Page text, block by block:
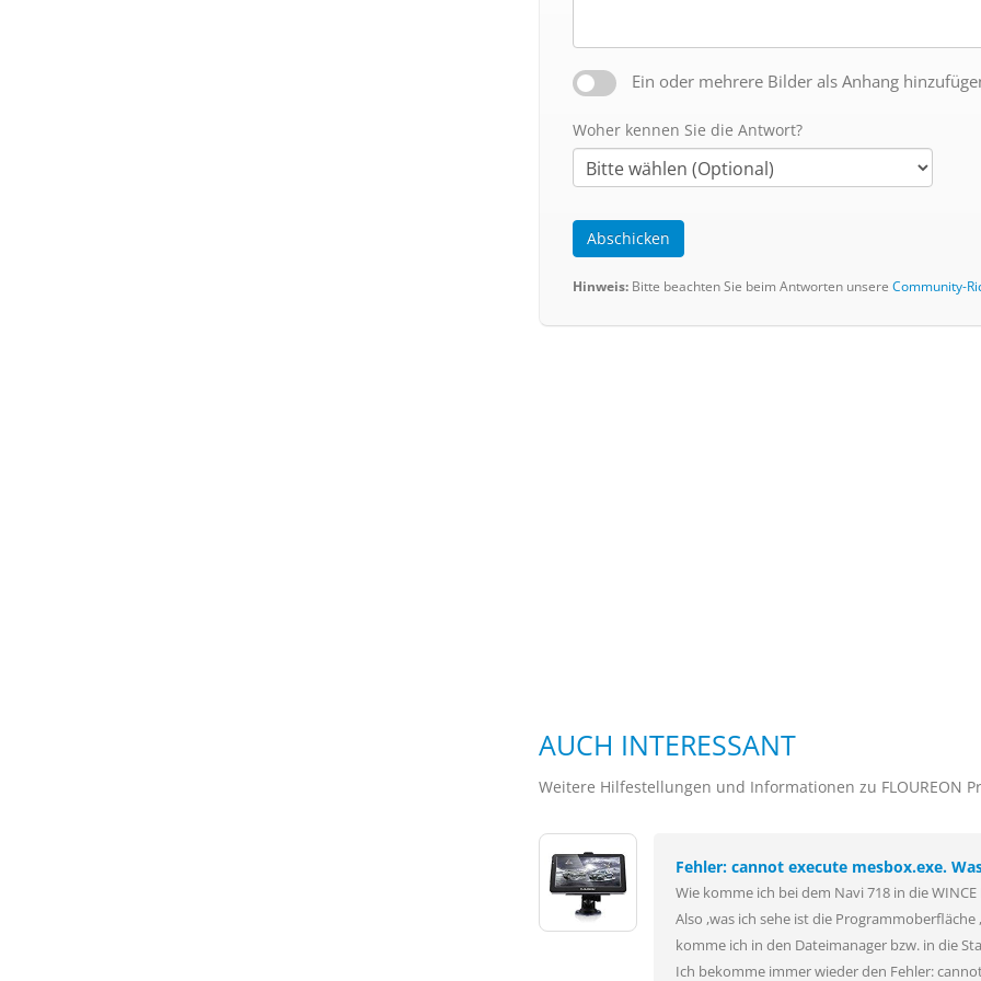
Ein oder mehrere Bilder als Anhang
Woher kennen Sie die Antwort?
Abschicken
Hinweis: Bitte beachten Sie beim Antworten unsere Community-
AUCH INTERESSANT
Weitere Hilfestellungen und Informationen zu FLOUREON
Fehler: cannot execute mesbox.exe.
Wie komme ich bei dem Navi 718 in die
Also ,was ich sehe ist die
komme ich in den Dateimanager bzw. in die
Ich bekomme immer wieder den Fehler: